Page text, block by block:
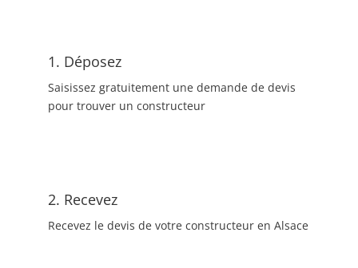
1. Déposez
Saisissez gratuitement une demande de devis
pour trouver un constructeur
2. Recevez
Recevez le devis de votre constructeur en Alsace